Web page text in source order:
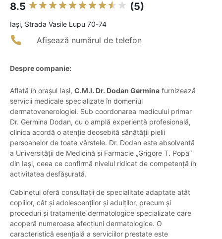
8.5 (5)
Iaşi, Strada Vasile Lupu 70-74
Afișează numărul de telefon
Despre companie:
Aflată în orașul Iași, C.M.I. Dr. Dodan Germina furnizează
servicii medicale specializate în domeniul
dermatovenerologiei. Sub coordonarea medicului primar
Dr. Germina Dodan, cu o amplă experiență profesională,
clinica acordă o atenție deosebită sănătății pielii
persoanelor de toate vârstele. Dr. Dodan este absolventă
a Universității de Medicină și Farmacie „Grigore T. Popa”
din Iași, ceea ce confirmă nivelul ridicat de competență în
activitatea desfășurată.
Cabinetul oferă consultații de specialitate adaptate atât
copiilor, cât și adolescenților și adulților, precum și
proceduri și tratamente dermatologice specializate care
acoperă numeroase afecțiuni dermatologice. O
caracteristică esențială a serviciilor prestate este